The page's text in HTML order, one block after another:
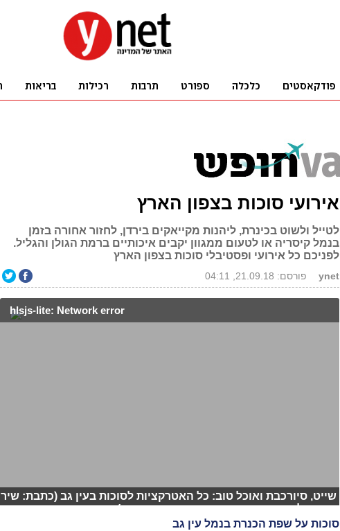
אירועי סוכות בצפון הארץ
לטייל ולשוט בכינרת, ליהנות מקייאקים בירדן, לחזור אחורה בזמן
בנמל קיסריה או לטעום ממגוון יקבים איכותיים ברמת הגולן והגליל.
לפניכם כל אירועי ופסטיבלי סוכות בצפון הארץ
ynet פורסם: 21.09.18, 04:11
hlsjs-lite: Network error
שייט, סיורכבת ואוכל טוב: כל האטרקציות לסוכות בעין גב (כתבת: שירי
הדר צילום: מוחמד שינאווי עריכה: אסף קוזין)
סוכות על שפת הכנרת בנמל עין גב